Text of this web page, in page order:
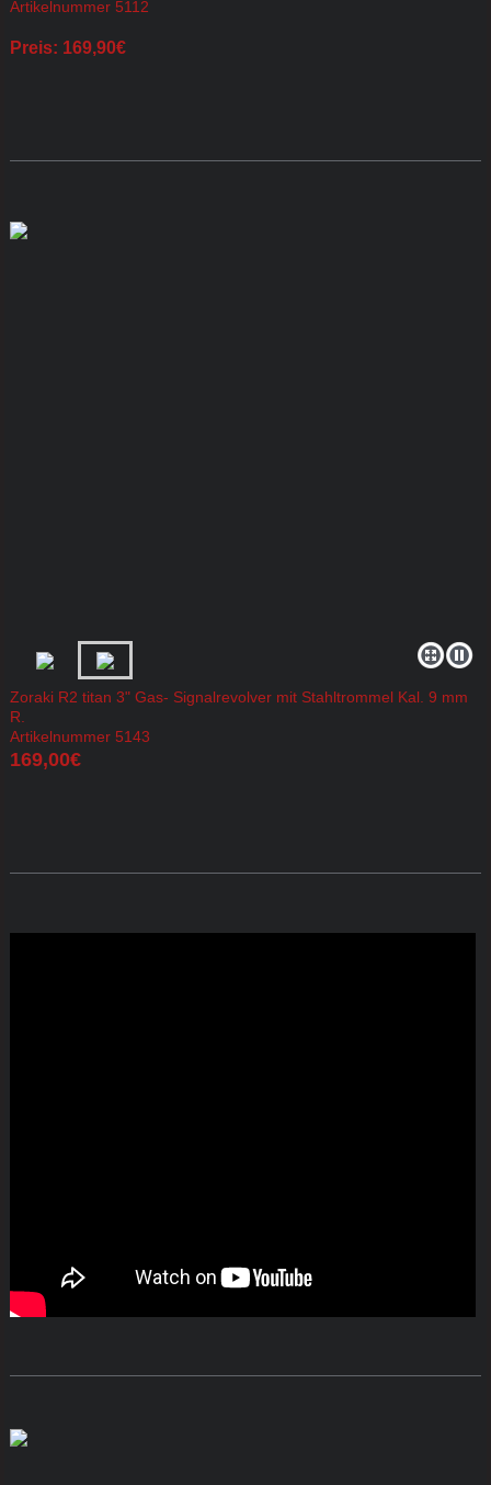
Artikelnummer 5112
Preis: 169,90€
Zoraki R2 titan 3" Gas- Signalrevolver mit Stahltrommel Kal. 9 mm
R.
Artikelnummer 5143
169,00€